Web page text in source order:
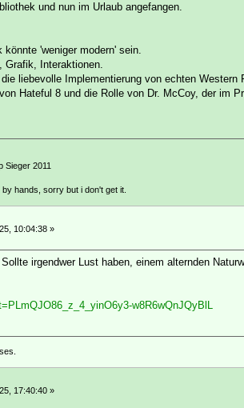
und nun im Urlaub angefangen.
'weniger modern' sein.
Grafik, Interaktionen.
liebevolle Implementierung von echten Western
Hateful 8 und die Rolle von Dr. McCoy, der im
Sieger 2011
hands, sorry but i don't get it.
10:04:38 »
irgendwer Lust haben, einem alternden
w8R6wQnJQyBlL
17:40:40 »